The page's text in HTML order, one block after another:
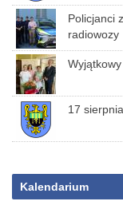
Policjanci
radiowozy
17
Kalendarium